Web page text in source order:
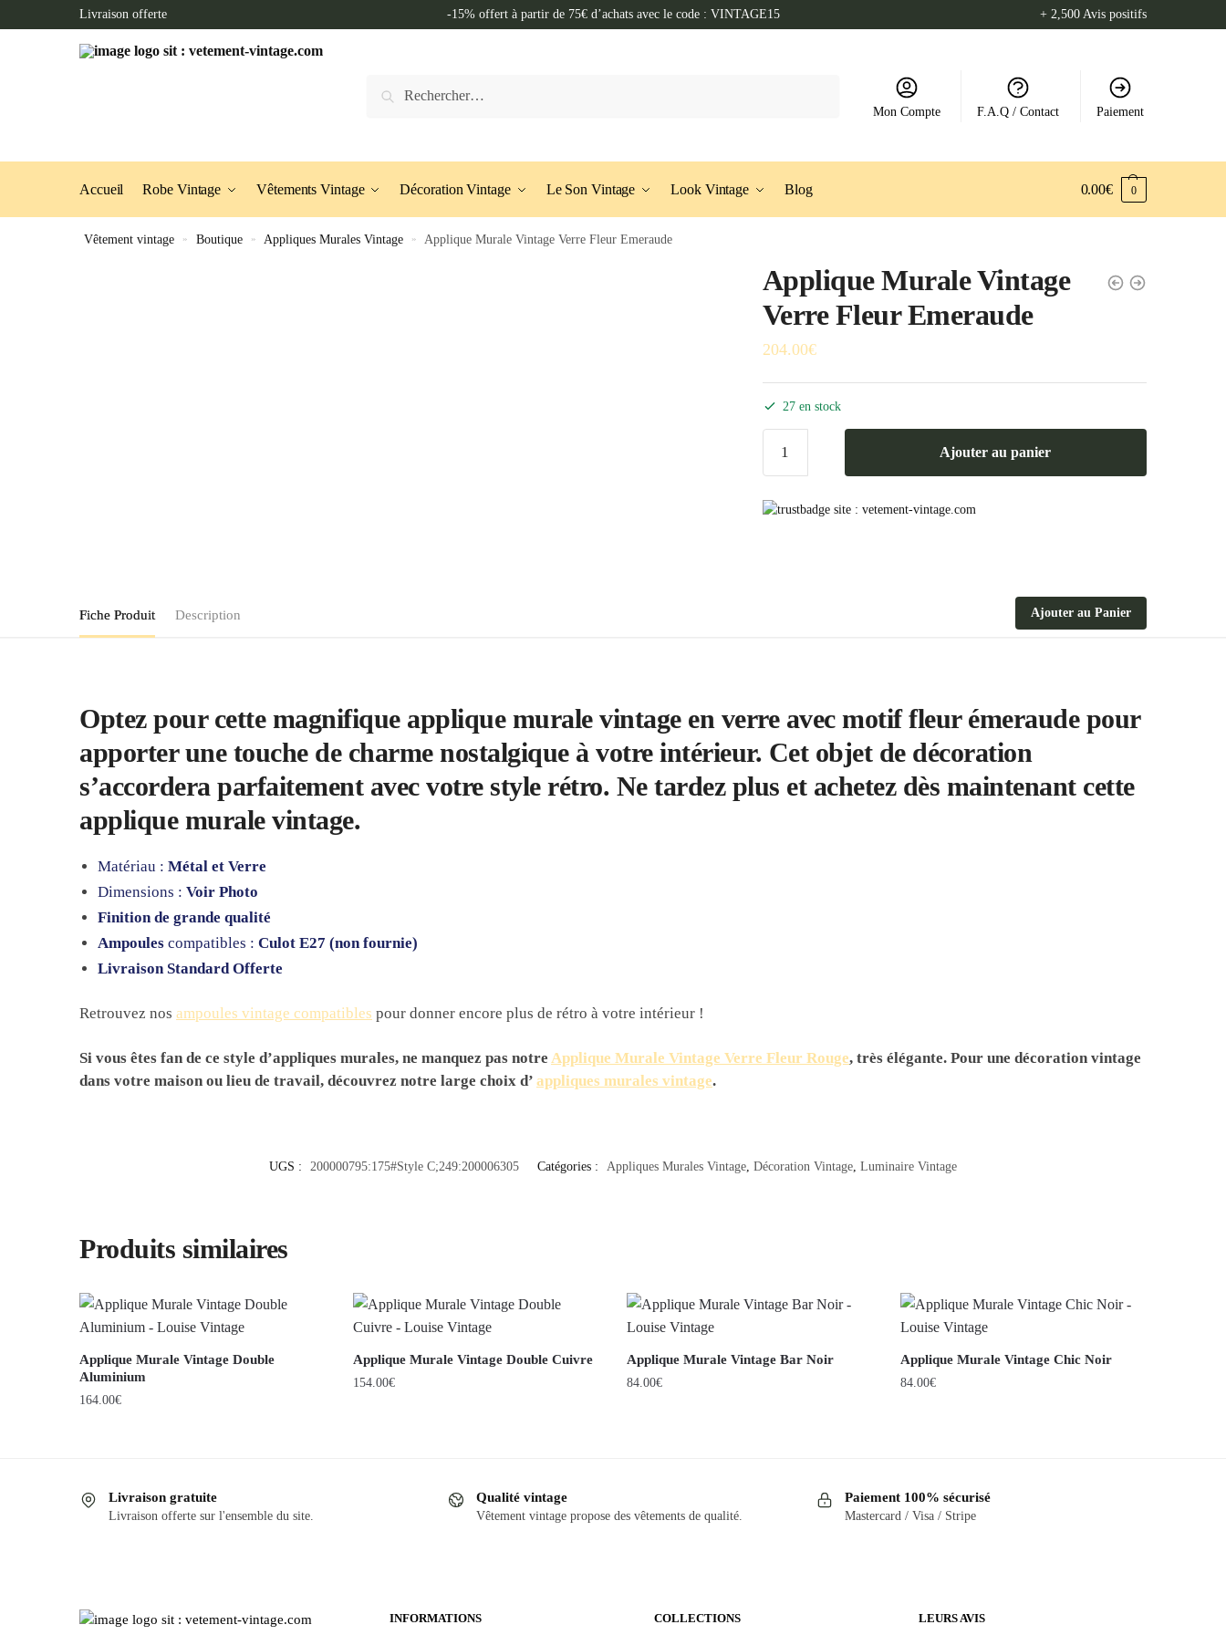
to
to
Livraison offerte -15% offert à partir de 75€ d’achats avec le code : VINTAGE15 + 2,500 Avis positifs
Mon Compte F.A.Q / Contact Paiement
Accueil Robe Vintage Vêtements Vintage Décoration Vintage Le Son Vintage Look Vintage Blog 0.00€ 0
Vêtement vintage » Boutique » Appliques Murales Vintage » Applique Murale Vintage Verre Fleur Emeraude
Applique Murale Vintage
Verre Fleur Emeraude
204.00€
27 en stock
Murale
Ajouter au panier
Fiche Produit Description Ajouter au Panier
Optez pour cette magnifique applique murale vintage en verre avec motif fleur émeraude pour
apporter une touche de charme nostalgique à votre intérieur. Cet objet de décoration
s’accordera parfaitement avec votre style rétro. Ne tardez plus et achetez dès maintenant cette
applique murale vintage.
Matériau :Métal et Verre
Dimensions :Voir Photo
Finition de grande qualité
Ampoulescompatibles :Culot E27 (non fournie)
Livraison Standard Offerte
Retrouvez nosampoules vintage compatibles pour donner encore plus de rétro à votre intérieur !
Si vous êtes fan de ce style d’appliques murales, ne manquez pas notre Applique Murale Vintage Verre Fleur Rouge, très élégante. Pour une décoration vintage
dans votre maison ou lieu de travail, découvrez notre large choix d’appliques murales vintage.
UGS : 200000795:175#Style C;249:200006305 Catégories : Appliques Murales Vintage Décoration Vintage Luminaire Vintage
Produits similaires
Applique Murale Vintage Double
Aluminium
164.00€
Applique Murale Vintage Double Cuivre
154.00€
Applique Murale Vintage Bar Noir
84.00€
Applique Murale Vintage Chic Noir
84.00€
Livraison gratuite
Livraison offerte sur l'ensemble du site.
Qualité vintage
Vêtement vintage propose des vêtements de qualité.
Paiement 100% sécurisé
Mastercard / Visa / Stripe
INFORMATIONS COLLECTIONS LEURS AVIS